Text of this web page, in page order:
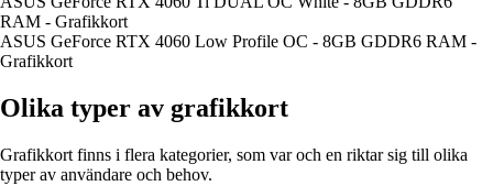
RAM - Grafikkort
ASUS GeForce RTX 4060 Low Profile OC - 8GB GDDR6 RAM -
Grafikkort
Olika typer av grafikkort
Grafikkort finns i flera kategorier, som var och en riktar sig till olika
typer av användare och behov.